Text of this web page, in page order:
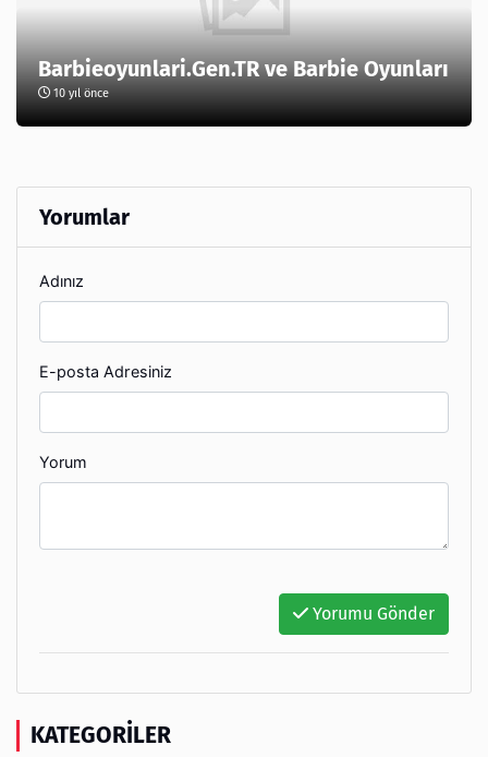
Barbieoyunlari.Gen.TR ve Barbie Oyunları
10 yıl önce
Yorumlar
Adınız
E-posta Adresiniz
Yorum
Yorumu Gönder
KATEGORILER